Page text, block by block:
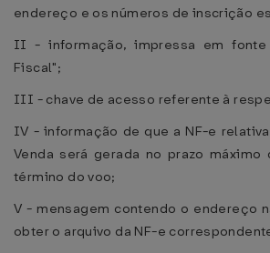
endereço e os números de inscrição
II - informação, impressa em fonte
Fiscal";
III - chave de acesso referente à
IV - informação de que a NF-e
Venda será gerada no prazo
término do voo;
V - mensagem contendo o endereço
obter o arquivo da NF-e